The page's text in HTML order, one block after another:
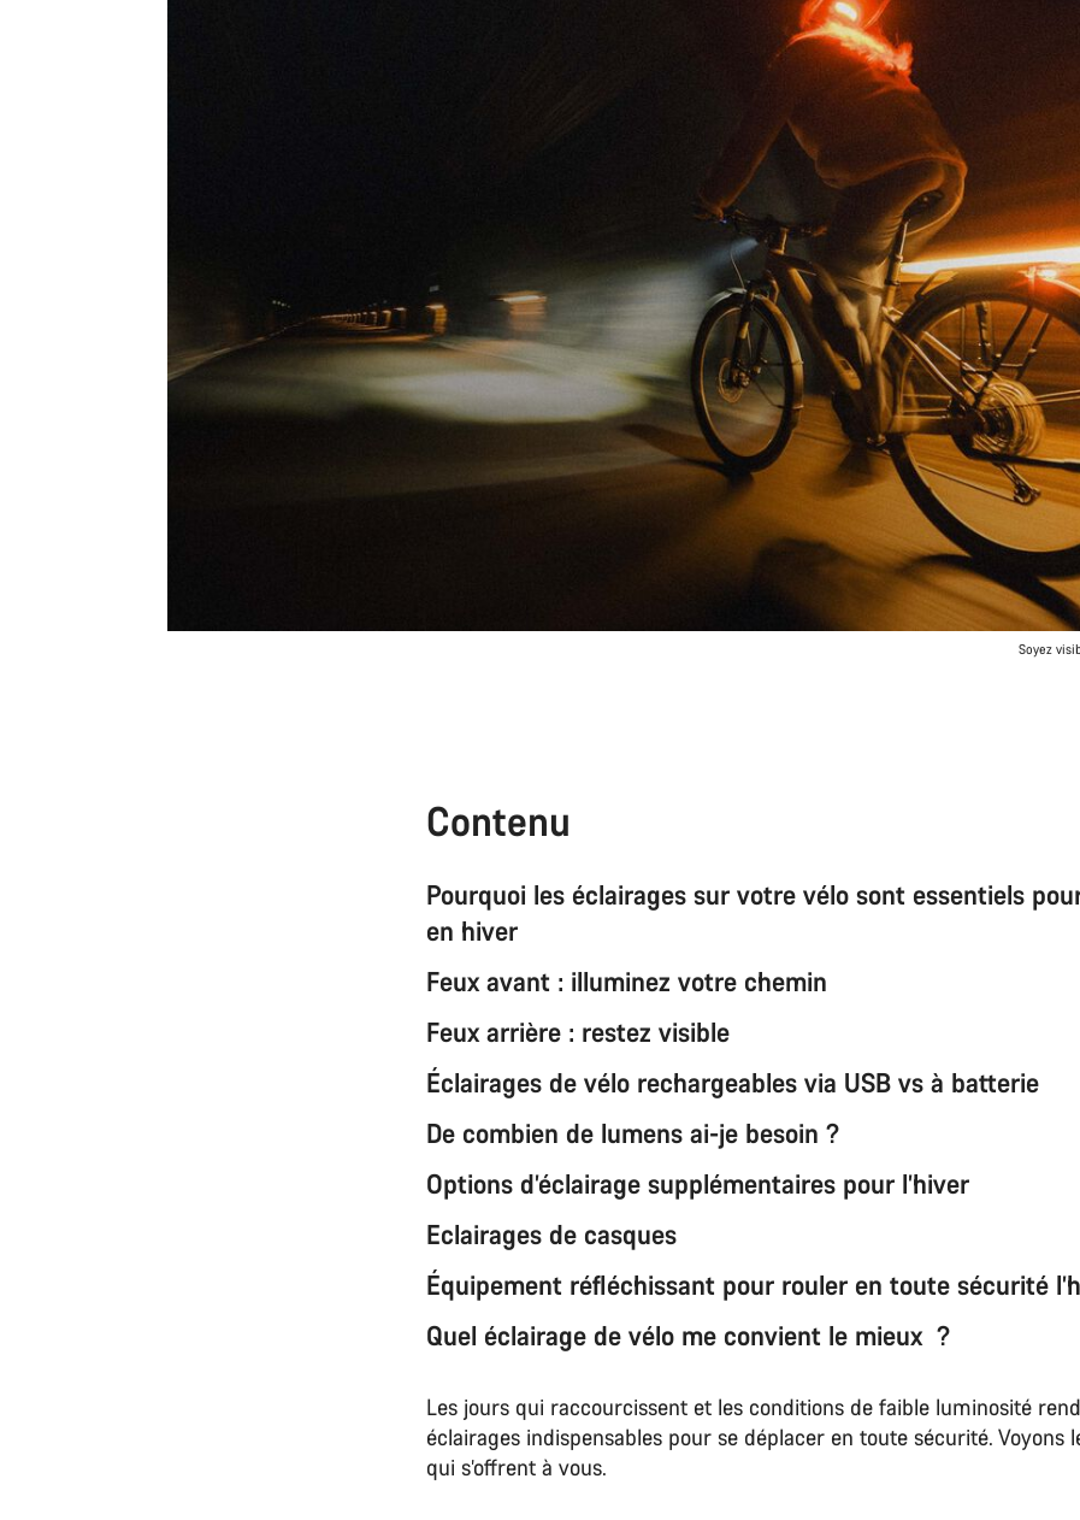
Soyez
Contenu
Pourquoi les éclairages sur votre vélo sont essentiels
en hiver
Feux avant : illuminez votre chemin
Feux arrière : restez visible
Éclairages de vélo rechargeables via USB vs à batterie
De combien de lumens ai-je besoin ?
Options d’éclairage supplémentaires pour l’hiver
Eclairages de casques
Équipement réfléchissant pour rouler en toute sécurité
Quel éclairage de vélo me convient le mieux ?
Les jours qui raccourcissent et les conditions de faible luminosité
éclairages indispensables pour se déplacer en toute sécurité. Voyons
qui s’offrent à vous.